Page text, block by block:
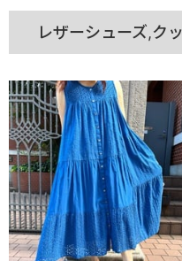
レザーシューズ,ク